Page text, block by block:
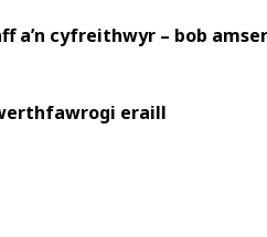
a’n cyfreithwyr – bob amser
eraill